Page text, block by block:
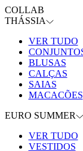
COLLAB
THÁSSIA
VER TUDO
BLUSAS
CALÇAS
SAIAS
MACACÕES
EURO SUMMER
VER TUDO
VESTIDOS